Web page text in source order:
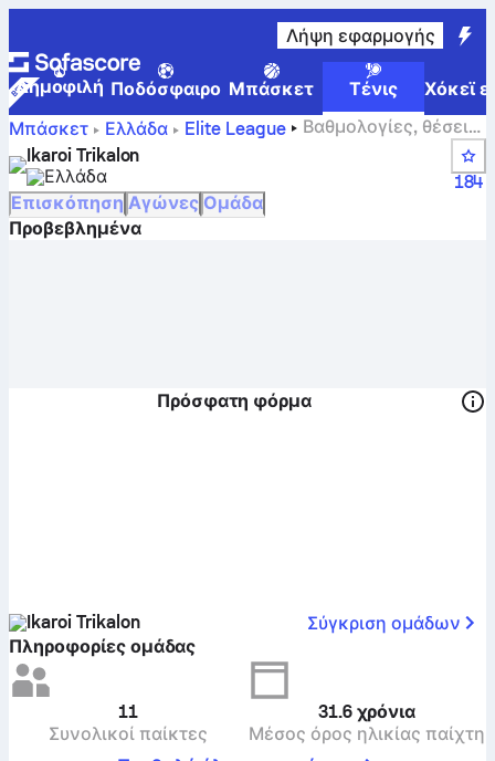
Λήψη εφαρμογής
Δημοφιλή Ποδόσφαιρο Μπάσκετ Τένις
Χόκεϊ
Μπάσκετ
Ελλάδα Elite League
Βαθμολογίες, θέσεις,
πρόγραμμα και παίκτες της Ίκαροι Τρικάλων
Ikaroi Trikalon
Ελλάδα
184
Επισκόπηση Αγώνες Ομάδα
Προβεβλημένα
Πρόσφατη φόρμα
Ikaroi Trikalon
Σύγκριση ομάδων
Πληροφορίες ομάδας
11
Συνολικοί παίκτες
31.6 χρόνια
Μέσος όρος ηλικίας παίχτη